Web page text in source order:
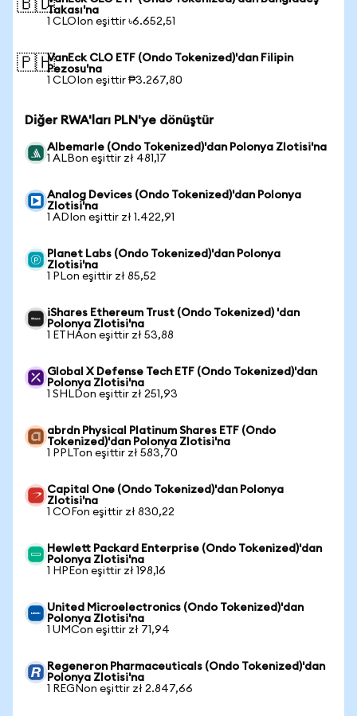
🇧🇩Takası'na
1 CLOIon eşittir ৳6.652,51
🇵🇭VanEck CLO ETF (Ondo Tokenized)'dan Filipin
Pezosu'na
1 CLOIon eşittir ₱3.267,80
Diğer RWA'ları PLN'ye dönüştür
Albemarle (Ondo Tokenized)'dan Polonya Zlotisi'na
1 ALBon eşittir zł 481,17
Analog Devices (Ondo Tokenized)'dan Polonya
Zlotisi'na
1 ADIon eşittir zł 1.422,91
Planet Labs (Ondo Tokenized)'dan Polonya
Zlotisi'na
1 PLon eşittir zł 85,52
iShares Ethereum Trust (Ondo Tokenized) 'dan
Polonya Zlotisi'na
1 ETHAon eşittir zł 53,88
Global X Defense Tech ETF (Ondo Tokenized)'dan
Polonya Zlotisi'na
1 SHLDon eşittir zł 251,93
abrdn Physical Platinum Shares ETF (Ondo
Tokenized)'dan Polonya Zlotisi'na
1 PPLTon eşittir zł 583,70
Capital One (Ondo Tokenized)'dan Polonya
Zlotisi'na
1 COFon eşittir zł 830,22
Hewlett Packard Enterprise (Ondo Tokenized)'dan
Polonya Zlotisi'na
1 HPEon eşittir zł 198,16
United Microelectronics (Ondo Tokenized)'dan
Polonya Zlotisi'na
1 UMCon eşittir zł 71,94
Regeneron Pharmaceuticals (Ondo Tokenized)'dan
Polonya Zlotisi'na
1 REGNon eşittir zł 2.847,66